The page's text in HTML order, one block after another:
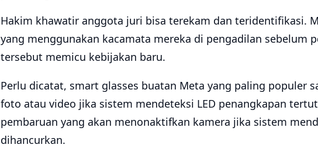
Hakim khawatir anggota juri bisa terekam dan teridentifikasi.
yang menggunakan kacamata mereka di pengadilan sebelum
tersebut memicu kebijakan baru.
Perlu dicatat, smart glasses buatan Meta yang paling populer
foto atau video jika sistem mendeteksi LED penangkapan
pembaruan yang akan menonaktifkan kamera jika sistem
dihancurkan.